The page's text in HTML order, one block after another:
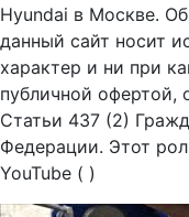
Hyundai в Москве.
данный сайт носит
характер и ни при
публичной офертой,
Статьи 437 (2)
Федерации. Этот
YouTube ( )